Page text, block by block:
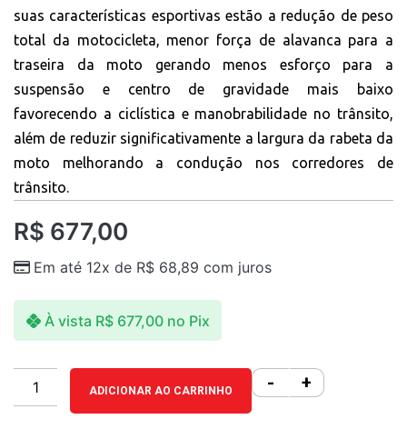
suas características esportivas estão a redução de peso
total da motocicleta, menor força de alavanca para a
traseira da moto gerando menos esforço para a
suspensão e centro de gravidade mais baixo
favorecendo a ciclística e manobrabilidade no trânsito,
além de reduzir significativamente a largura da rabeta da
moto melhorando a condução nos corredores de
trânsito.
R$ 677,00
Em até 12x de R$ 68,89 com juros
À vista R$677,00 no Pix
- +
ADICIONAR AO CARRINHO